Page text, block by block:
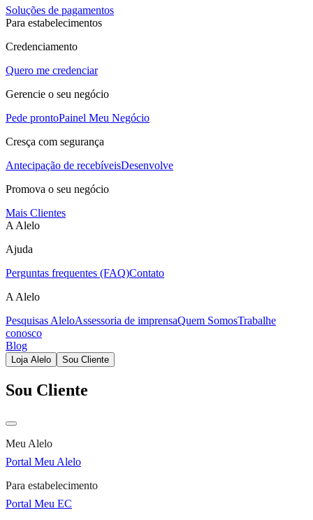
Soluções de pagamentos
Para estabelecimentos
Credenciamento
Quero me credenciar
Gerencie o seu negócio
Pede prontoPainel Meu Negócio
Cresça com segurança
Antecipação de recebíveisDesenvolve
Promova o seu negócio
Mais Clientes
A Alelo
Ajuda
Perguntas frequentes (FAQ)Contato
A Alelo
Pesquisas AleloAssessoria de imprensaQuem SomosTrabalhe
conosco
Blog
Loja Alelo Sou Cliente
Sou Cliente
Meu Alelo
Portal Meu Alelo
Para estabelecimento
Portal Meu EC